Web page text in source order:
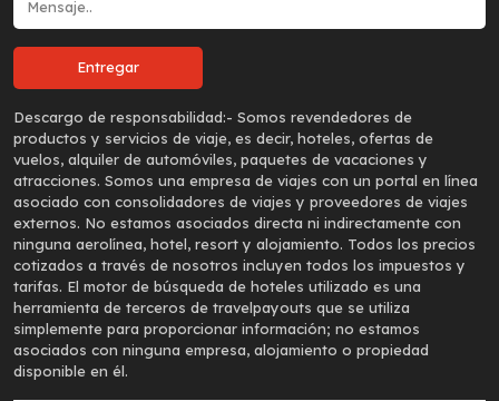
Descargo de responsabilidad:- Somos revendedores de
productos y servicios de viaje, es decir, hoteles, ofertas de
vuelos, alquiler de automóviles, paquetes de vacaciones y
atracciones. Somos una empresa de viajes con un portal en línea
asociado con consolidadores de viajes y proveedores de viajes
externos. No estamos asociados directa ni indirectamente con
ninguna aerolínea, hotel, resort y alojamiento. Todos los precios
cotizados a través de nosotros incluyen todos los impuestos y
tarifas. El motor de búsqueda de hoteles utilizado es una
herramienta de terceros de travelpayouts que se utiliza
simplemente para proporcionar información; no estamos
asociados con ninguna empresa, alojamiento o propiedad
disponible en él.